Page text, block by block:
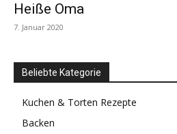
Heiße Oma
7. Januar 2020
Beliebte Kategorie
Kuchen & Torten Rezepte
Backen